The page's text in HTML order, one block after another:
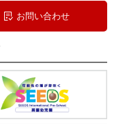
お問い合わせ